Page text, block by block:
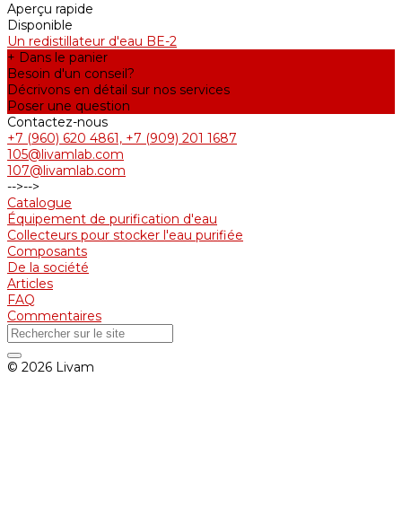
Aperçu rapide
Disponible
Un redistillateur d'eau BE-2
+ Dans le panier
Besoin d'un conseil?
Décrivons en détail sur nos services
Poser une question
Contactez-nous
+7 (960) 620 4861, +7 (909) 201 1687
105@livamlab.com
107@livamlab.com
-->-->
Catalogue
Équipement de purification d'eau
Collecteurs pour stocker l'eau purifiée
Composants
De la société
Articles
FAQ
Commentaires
© 2026 Livam